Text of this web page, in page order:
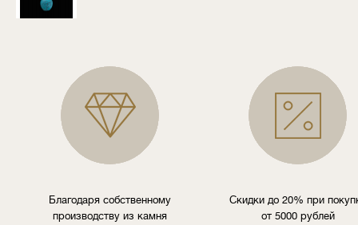
Благодаря собственному
производству из камня
Скидки до 20% при
от 5000 рублей